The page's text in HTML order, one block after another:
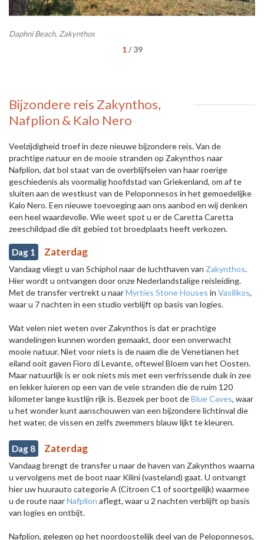
Daphni Beach, Zakynthos
1/39
Bijzondere reis Zakynthos,
Nafplion & Kalo Nero
Veelzijdigheid troef in deze nieuwe bijzondere reis. Van de
prachtige natuur en de mooie stranden op Zakynthos naar
Nafplion, dat bol staat van de overblijfselen van haar roerige
geschiedenis als voormalig hoofdstad van Griekenland, om af te
sluiten aan de westkust van de Peloponnesos in het gemoedelijke
Kalo Nero. Een nieuwe toevoeging aan ons aanbod en wij denken
een heel waardevolle. Wie weet spot u er de Caretta Caretta
zeeschildpad die dit gebied tot broedplaats heeft verkozen.
Dag 1 Zaterdag
Vandaag vliegt u van Schiphol naar de luchthaven van Zakynthos.
Hier wordt u ontvangen door onze Nederlandstalige reisleiding.
Met de transfer vertrekt u naarMyrties Stone Houses in Vasilikos,
waar u 7 nachten in een studio verblijft op basis van logies.
Wat velen niet weten over Zakynthos is dat er prachtige
wandelingen kunnen worden gemaakt, door een onverwacht
mooie natuur. Niet voor niets is de naam die de Venetianen het
eiland ooit gaven Fioro di Levante, oftewel Bloem van het Oosten.
Maar natuurlijk is er ook niets mis met een verfrissende duik in zee
en lekker luieren op een van de vele stranden die de ruim 120
kilometer lange kustlijn rijk is. Bezoek per boot deBlue Caves, waar
u het wonder kunt aanschouwen van een bijzondere lichtinval die
het water, de vissen en zelfs zwemmers blauw lijkt te kleuren.
Dag 8 Zaterdag
Vandaag brengt de transfer u naar de haven van Zakynthos waarna
u vervolgens met de boot naar Kilini (vasteland) gaat. U ontvangt
hier uw huurauto categorie A (Citroen C1 of soortgelijk) waarmee
u de route naarNafplion aflegt, waar u 2 nachten verblijft op basis
van logies en ontbijt.
Nafplion, gelegen op het noordoostelijk deel van de Peloponnesos,